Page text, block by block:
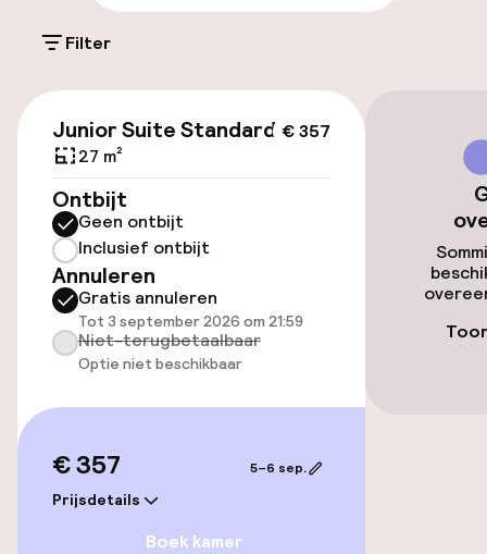
Parkeergelegenheid op eigen terrein
(buiten)
Parkeergelegenheid op eigen terrein
(binnen)
Parkeerservice
Openbaar parkeren
Luchthavenshuttle
Toegankelijkheid
Overal rolstoeltoegankelijk
Filter
€ 357
Junior Suite Standard
27 m²
Ontbijt
Geen ontbijt
Inclusief ontbijt
Annuleren
Gratis annuleren
Tot 3 september 2026 om 21:59
Niet-terugbetaalbaar
Optie niet beschikbaar
€ 357
Prijsdetails
5–6 sep.
Boek kamer